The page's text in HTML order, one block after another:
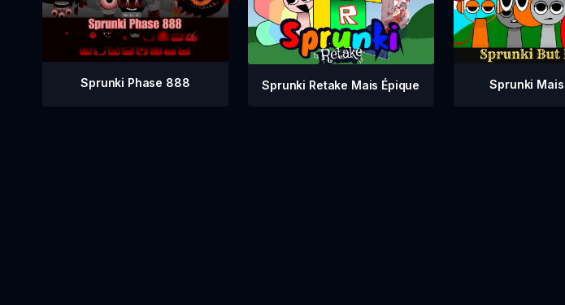
Sprunki Phase 888 Sprunki Retake Mais Épique Sprunki